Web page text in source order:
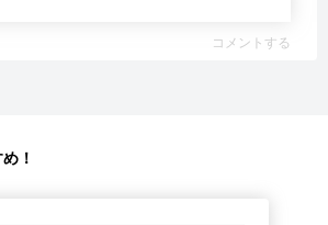
コメントする
！